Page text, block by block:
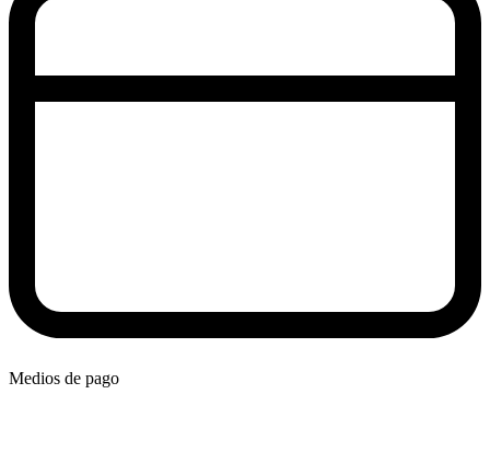
Medios de pago